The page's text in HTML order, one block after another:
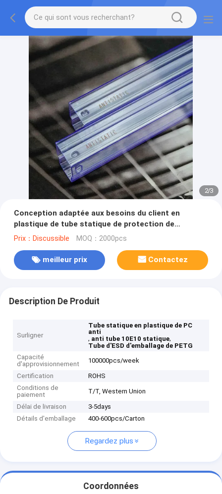
2/3
Conception adaptée aux besoins du client en
plastique de tube statique de protection de
composants électroniques anti
Prix：Discussible MOQ：2000pcs
meilleur prix Contactez
Description De Produit
Surligner
Tube statique en plastique de PC
anti
, anti tube 10E10 statique,
Tube d'ESD d'emballage de PETG
Capacité
d'approvisionnement
100000pcs/week
Certification
ROHS
Conditions de
paiement
T/T, Western Union
Délai de livraison
3-5days
Détails d'emballage
400-600pcs/Carton
Regardez plus
Coordonnées